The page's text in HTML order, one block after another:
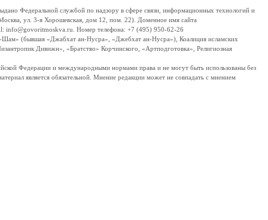
Федеральной службой по надзору в сфере связи, информационных технологий и
ул. 3-я Хорошевская, дом 12, пом. 22). Доменное имя сайта
info@govoritmoskva.ru. Номер телефона: +7 (495) 950-62-26
Шам» (бывшая «Джабхат ан-Нусра», «Джебхат ан-Нусра»), Коалиция исламских
Дивижн», «Братство» Корчинского, «Артподготовка», Религиозная
Федерации и международными нормами права и не могут быть использованы без
является обязательной. Мнение редакции может не совпадать с мнением